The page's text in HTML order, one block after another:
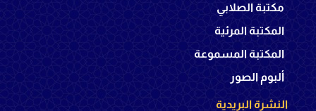
مكتبة الصلابي
المكتبة المرئية
المكتبة المسموعة
ألبوم الصور
النشرة البريدية